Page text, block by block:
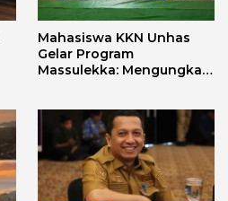
Mahasiswa KKN Unhas
Gelar Program
Massulekka: Mengungkap